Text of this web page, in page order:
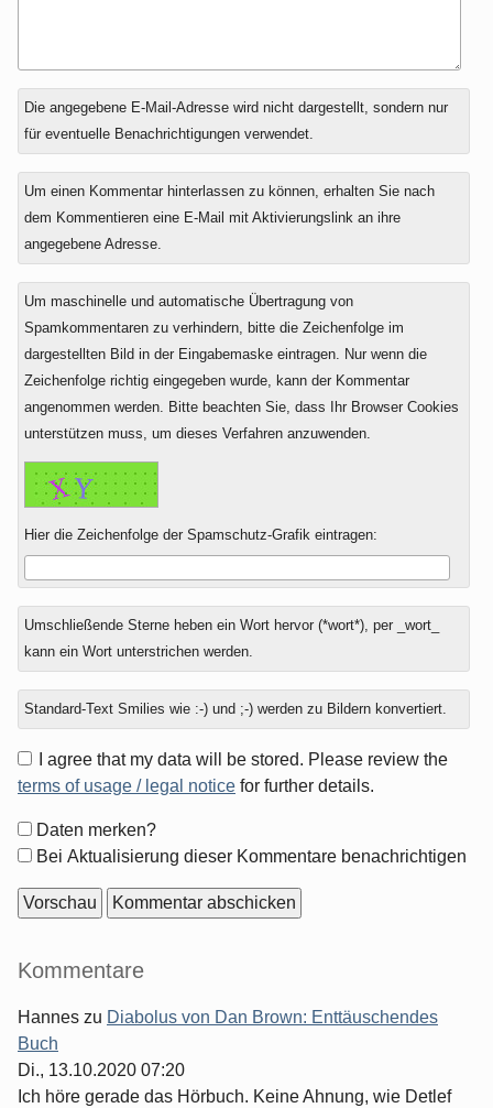
Antwort
zu
Die angegebene E-Mail-Adresse wird nicht dargestellt, sondern nur
für eventuelle Benachrichtigungen verwendet.
Um einen Kommentar hinterlassen zu können, erhalten Sie nach
dem Kommentieren eine E-Mail mit Aktivierungslink an ihre
angegebene Adresse.
Um maschinelle und automatische Übertragung von
Spamkommentaren zu verhindern, bitte die Zeichenfolge im
dargestellten Bild in der Eingabemaske eintragen. Nur wenn die
Zeichenfolge richtig eingegeben wurde, kann der Kommentar
angenommen werden. Bitte beachten Sie, dass Ihr Browser Cookies
unterstützen muss, um dieses Verfahren anzuwenden.
Hier die Zeichenfolge der Spamschutz-Grafik eintragen:
Umschließende Sterne heben ein Wort hervor (*wort*), per _wort_
kann ein Wort unterstrichen werden.
Standard-Text Smilies wie :-) und ;-) werden zu Bildern konvertiert.
I agree that my data will be stored. Please review the
terms of usage / legal notice for further details.
Formular-
Optionen
Daten merken?
Bei Aktualisierung dieser Kommentare benachrichtigen
Seitenleiste
Kommentare
Hannes zu Diabolus von Dan Brown: Enttäuschendes
Buch
Di., 13.10.2020 07:20
Ich höre gerade das Hörbuch. Keine Ahnung, wie Detlef